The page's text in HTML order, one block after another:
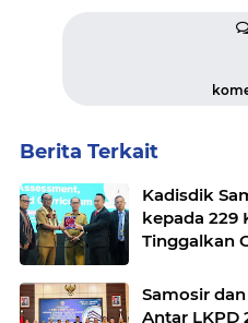
Berita Terkait
Kadisdik
kepada 229
Tinggalkan
Samosir
Antar LKPD